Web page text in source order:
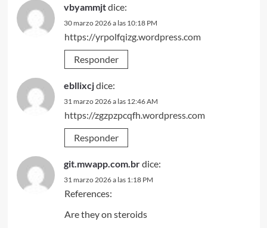
vbyammjtdice:
30 marzo 2026 a las 10:18 PM
https://yrpolfqizg.wordpress.com
Responder
ebllixcjdice:
31 marzo 2026 a las 12:46 AM
https://zgzpzpcqfh.wordpress.com
Responder
git.mwapp.com.brdice:
31 marzo 2026 a las 1:18 PM
References:
Are they on steroids